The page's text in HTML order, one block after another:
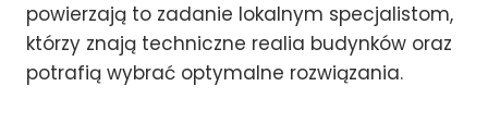
powierzają to zadanie lokalnym specjalistom,
którzy znają techniczne realia budynków oraz
potrafią wybrać optymalne rozwiązania.